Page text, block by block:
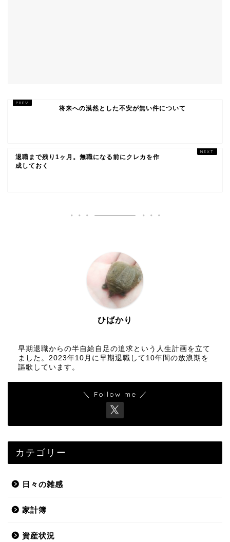
将来への漠然とした不安が無い件について
退職まで残り1ヶ月。無職になる前にクレカを作
成しておく
ひばかり
早期退職からの半自給自足の追求という人生計画を立て
ました。2023年10月に早期退職して10年間の放浪期を
謳歌しています。
＼ Follow me ／
カテゴリー
日々の雑感
家計簿
資産状況